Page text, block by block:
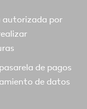
autorizada por
de pagos
de datos